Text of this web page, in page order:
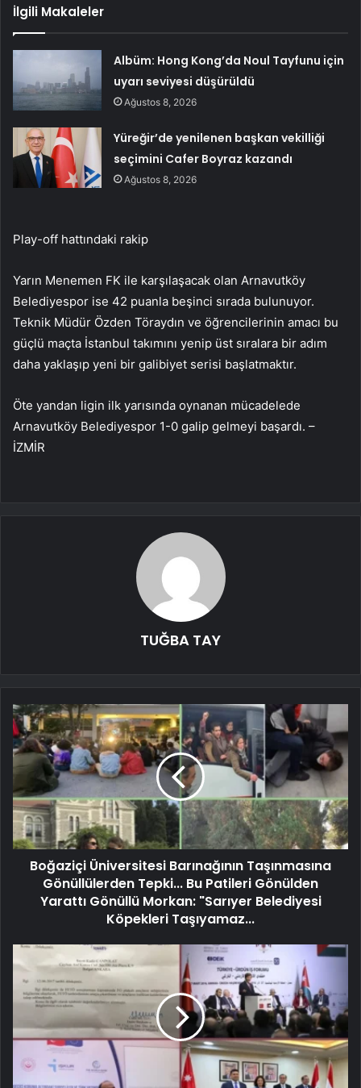
İlgili Makaleler
Albüm: Hong Kong’da Noul Tayfunu için
uyarı seviyesi düşürüldü
Ağustos 8, 2026
Yüreğir’de yenilenen başkan vekilliği
seçimini Cafer Boyraz kazandı
Ağustos 8, 2026
Play-off hattındaki rakip
Yarın Menemen FK ile karşılaşacak olan Arnavutköy
Belediyespor ise 42 puanla beşinci sırada bulunuyor.
Teknik Müdür Özden Töraydın ve öğrencilerinin amacı bu
güçlü maçta İstanbul takımını yenip üst sıralara bir adım
daha yaklaşıp yeni bir galibiyet serisi başlatmaktır.
Öte yandan ligin ilk yarısında oynanan mücadelede
Arnavutköy Belediyespor 1-0 galip gelmeyi başardı. –
İZMİR
TUĞBA TAY
Boğaziçi Üniversitesi Barınağının Taşınmasına
Gönüllülerden Tepki... Bu Patileri Gönülden
Yarattı Gönüllü Morkan: "Sarıyer Belediyesi
Köpekleri Taşıyamaz...